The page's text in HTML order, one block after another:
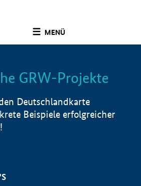
MENÜ
Info
GRW-Projekte
Deutschlandkarte
Beispiele erfolgreicher